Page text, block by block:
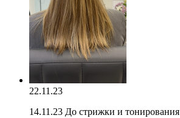
22.11.23
14.11.23 До стрижки и тонирования